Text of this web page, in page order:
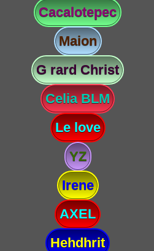
Cacalotepec
Maion
G rard Christ
Celia BLM
Le love
YZ
Irene
AXEL
Hehdhrit